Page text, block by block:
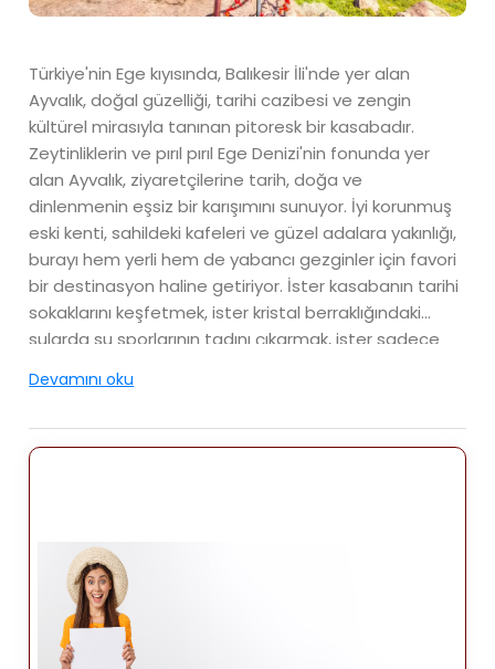
Türkiye'nin Ege kıyısında, Balıkesir İli'nde yer alan
Ayvalık, doğal güzelliği, tarihi cazibesi ve zengin
kültürel mirasıyla tanınan pitoresk bir kasabadır.
Zeytinliklerin ve pırıl pırıl Ege Denizi'nin fonunda yer
alan Ayvalık, ziyaretçilerine tarih, doğa ve
dinlenmenin eşsiz bir karışımını sunuyor. İyi korunmuş
eski kenti, sahildeki kafeleri ve güzel adalara yakınlığı,
burayı hem yerli hem de yabancı gezginler için favori
bir destinasyon haline getiriyor. İster kasabanın tarihi
sokaklarını keşfetmek, ister kristal berraklığındaki
sularda su sporlarının tadını çıkarmak, ister sadece
Ayvalık'ta herkes için bir şeyler var.
Konum
batısında yer almaktadır. Kasaba, Ege Denizi ile iç
kısımlara uzanan zeytinliklerin yemyeşil tepeleri
arasında yer almaktadır. Ayvalık, denizin açık olduğu
günlerde görülebilen Yunanistan'ın Midilli Adası'na
bakmaktadır. Kasabanın konumu, yakındaki adalar,
Devamını oku